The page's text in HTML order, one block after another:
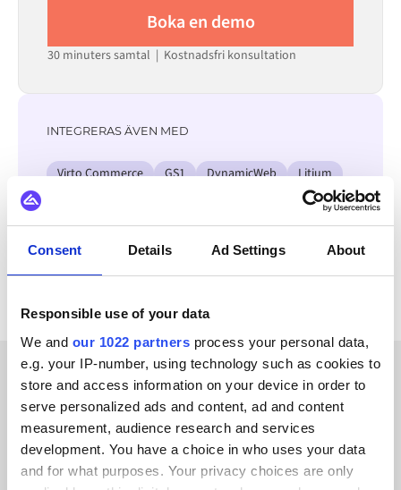
Consent Details Ad Settings About
Responsible use of your data
We and our 1022 partners process your personal data,
e.g. your IP-number, using technology such as cookies to
store and access information on your device in order to
serve personalized ads and content, ad and content
measurement, audience research and services
development. You have a choice in who uses your data
and for what purposes. Your privacy choices are only
Boka en demo
30 minuters samtal | Kostnadsfri konsultation
INTEGRERAS ÄVEN MED
Virto Commerce GS1 DynamicWeb
Litium
Se alla Abas ERP-integrationer
KUNDBERÄTTELSER
Hear success stories from
our clients